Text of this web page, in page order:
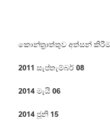
කොන්ත්‍රාත්තුව අත්සන් කිරීම
2011 සැප්තැම්බර් 08
2014 මැයි 06
2014 ජූනි 15